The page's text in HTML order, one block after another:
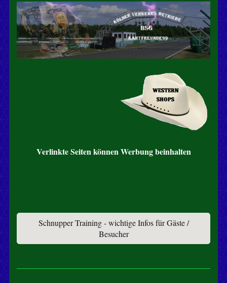
Verlinkte Seiten können Werbung beinhalten
Schnupper Training - wichtige Infos für Gäste /
Besucher